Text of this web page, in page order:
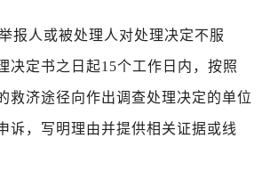
报人或被处理人对处理决定不服
决定书之日起15个工作日内，按照
救济途径向作出调查处理决定的单位
诉，写明理由并提供相关证据或线